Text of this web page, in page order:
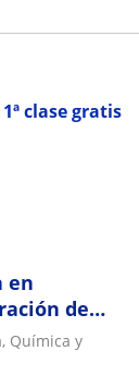
1ª clase gratis
en
de
Química y